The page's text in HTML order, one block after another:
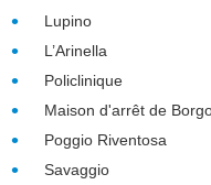
Lupino
L’Arinella
Policlinique
Maison d'arrêt de
Poggio Riventosa
Savaggio